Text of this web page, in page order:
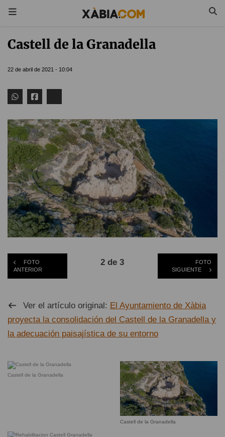
Castell de la Granadella
22 de abril de 2021 - 10:04
FOTO
ANTERIOR
2 de 3
FOTO
SIGUIENTE
Ver el artículo original: El Ayuntamiento de Xàbia
proyecta la consolidación del Castell de la Granadella y
la adecuación paisajística de su entorno
Castell de la Granadella
Castell de la Granadella